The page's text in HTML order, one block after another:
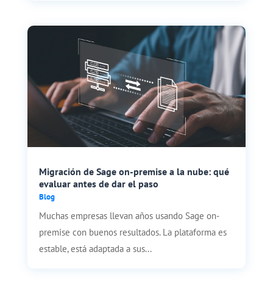
Migración de Sage on-premise a la nube: qué
evaluar antes de dar el paso
Blog
Muchas empresas llevan años usando Sage on-
premise con buenos resultados. La plataforma es
estable, está adaptada a sus...